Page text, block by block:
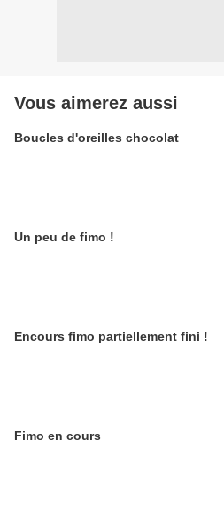
Vous aimerez aussi
Boucles d'oreilles chocolat
Un peu de fimo !
Encours fimo partiellement fini !
Fimo en cours